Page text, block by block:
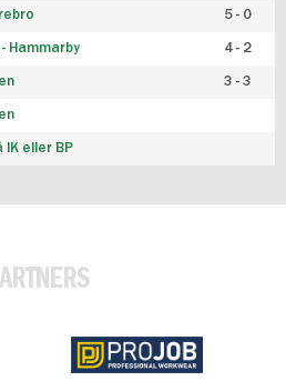
5 - 0
Hammarby 4 - 2
3 - 3
IK eller BP